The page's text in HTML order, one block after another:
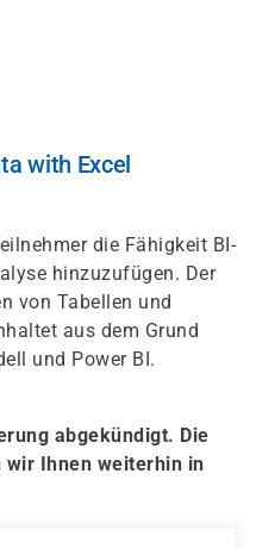
with Excel
die Fähigkeit BI-
hinzuzufügen. Der
von Tabellen und
aus dem Grund
und Power BI.
abgekündigt. Die
wir Ihnen weiterhin in